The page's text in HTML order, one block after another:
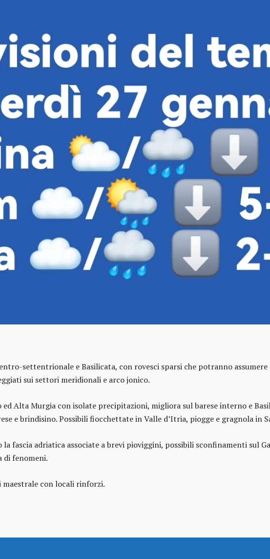
settentrionale e Basilicata, con rovesci sparsi che potranno
sui settori meridionali e arco jonico.
Alta Murgia con isolate precipitazioni, migliora sul barese interno e
e brindisino. Possibili fiocchettate in Valle d’Itria, piogge e gragnola in
fascia adriatica associate a brevi pioviggini, possibili sconfinamenti sul
di fenomeni.
con locali rinforzi.